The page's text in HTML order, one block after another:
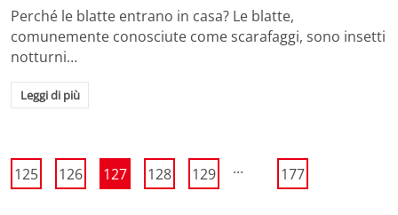
Perché le blatte entrano in casa? Le blatte,
comunemente conosciute come scarafaggi, sono insetti
notturni…
Leggi di più
125 126 127 128 129 ... 177